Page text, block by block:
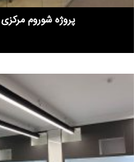
پروژه شوروم